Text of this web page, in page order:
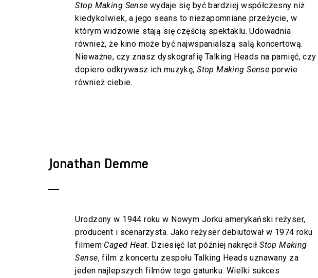
Stop Making Sense wydaje się być bardziej współczesny niż
kiedykolwiek, a jego seans to niezapomniane przeżycie, w
którym widzowie stają się częścią spektaklu. Udowadnia
również, że kino może być najwspanialszą salą koncertową.
Nieważne, czy znasz dyskografię Talking Heads na pamięć, czy
dopiero odkrywasz ich muzykę,Stop Making Sense porwie
również ciebie.
Jonathan Demme
Urodzony w 1944 roku w Nowym Jorku amerykański reżyser,
producent i scenarzysta. Jako reżyser debiutował w 1974 roku
filmem Caged Heat. Dziesięć lat później nakręciłStop Making
Sense, film z koncertu zespołu Talking Heads uznawany za
jeden najlepszych filmów tego gatunku. Wielki sukces